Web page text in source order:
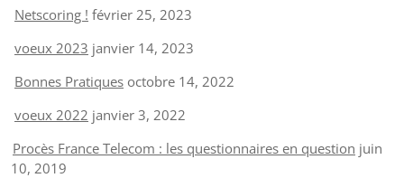
Netscoring ! février 25, 2023
voeux 2023 janvier 14, 2023
Bonnes Pratiques octobre 14, 2022
voeux 2022 janvier 3, 2022
Procès France Telecom : les questionnaires en question juin
10, 2019